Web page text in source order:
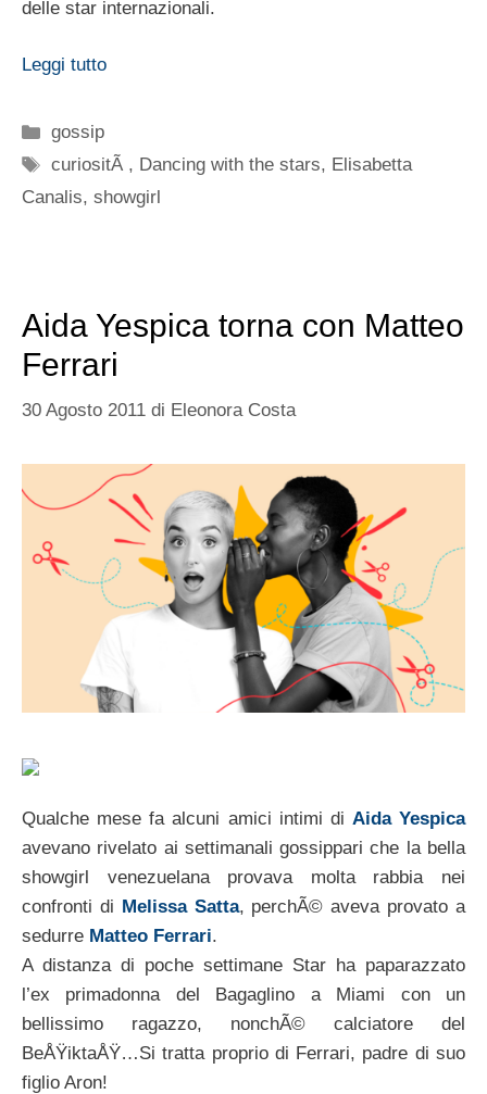
delle star internazionali.
Leggi tutto
Categorie
gossip
Tag
curiositÃ , Dancing with the stars, Elisabetta
Canalis, showgirl
Aida Yespica torna con Matteo
Ferrari
30 Agosto 2011 di Eleonora Costa
Qualche mese fa alcuni amici intimi di Aida Yespica
avevano rivelato ai settimanali gossippari che la bella
showgirl venezuelana provava molta rabbia nei
confronti di Melissa Satta, perchÃ© aveva provato a
sedurre Matteo Ferrari.
A distanza di poche settimane Star ha paparazzato
l’ex primadonna del Bagaglino a Miami con un
bellissimo ragazzo, nonchÃ© calciatore del
BeÅŸiktaÅŸ…Si tratta proprio di Ferrari, padre di suo
figlio Aron!